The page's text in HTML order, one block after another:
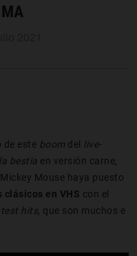
de este boom del live-
bestia en versión carne,
Mouse haya puesto
clásicos en VHS con el
hits , que son muchos e